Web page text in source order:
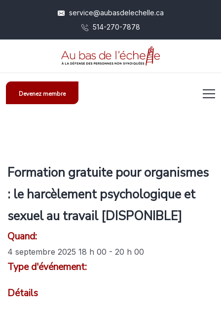
service@aubasdelechelle.ca
514-270-7878
Devenez membre
Formation gratuite pour organismes
: le harcèlement psychologique et
sexuel au travail [DISPONIBLE]
Quand:
4 septembre 2025 18 h 00 - 20 h 00
Type d'événement:
Détails